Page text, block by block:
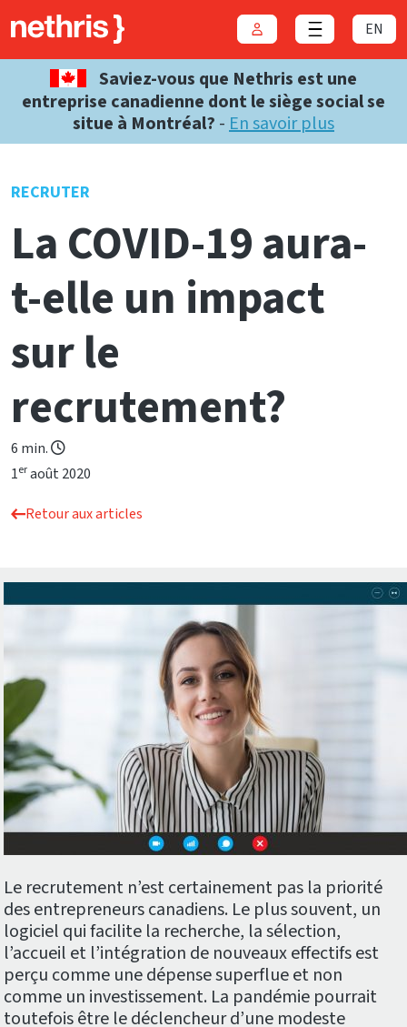
ConnexionClose menu
EN
Saviez-vous que Nethris est une
entreprise canadienne dont le siège social se
situe à Montréal? -En savoir plus
RECRUTER
La COVID-19 aura-
t-elle un impact
sur le
recrutement?
6 min.
1eraoût 2020
Retour aux articles
Le recrutement n’est certainement pas la priorité
des entrepreneurs canadiens. Le plus souvent, un
logiciel qui facilite la recherche, la sélection,
l’accueil et l’intégration de nouveaux effectifs est
perçu comme une dépense superflue et non
comme un investissement. La pandémie pourrait
toutefois être le déclencheur d’une modeste